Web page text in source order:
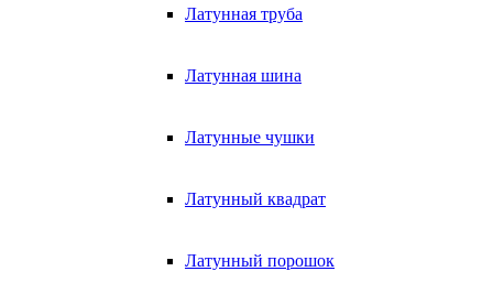
Латунная труба
Латунная шина
Латунные чушки
Латунный квадрат
Латунный порошок